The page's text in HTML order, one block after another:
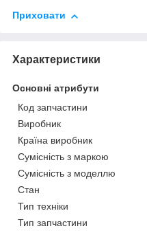
Приховати
Характеристики
Основні атрибути
Код запчастини
Виробник
Країна виробник
Сумісність з маркою
Сумісність з моделлю
Стан
Тип техніки
Тип запчастини